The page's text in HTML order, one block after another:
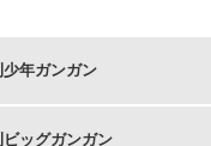
少年ガンガン
ビッグガンガン